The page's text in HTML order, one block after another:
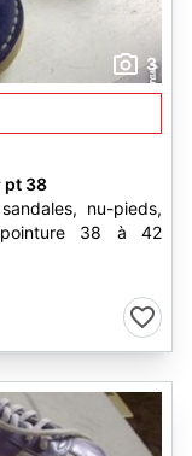
3
pt 38
nu-pieds,
38 à 42